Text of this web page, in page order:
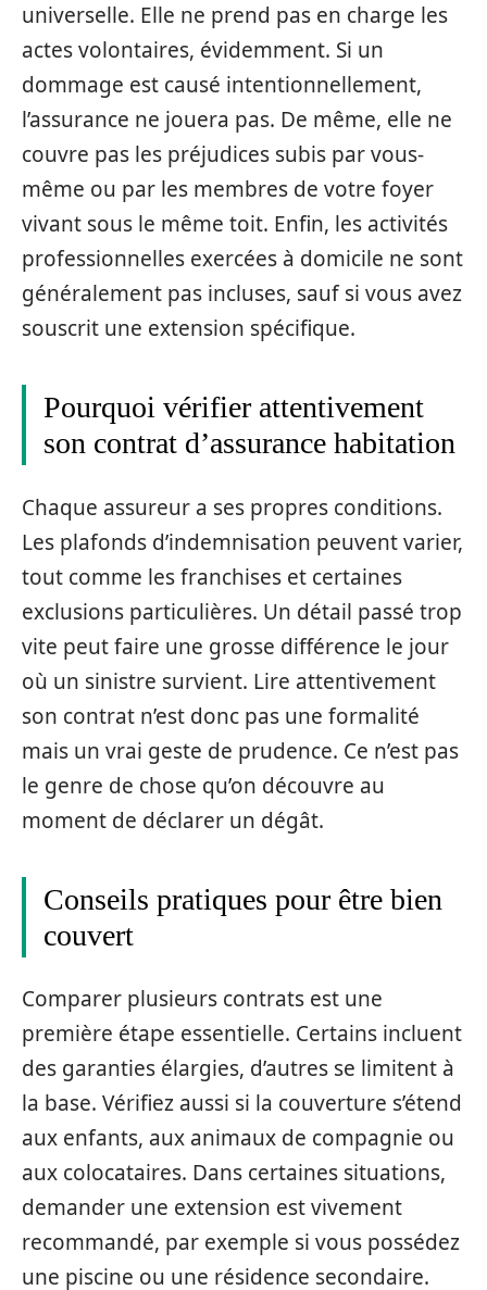
universelle. Elle ne prend pas en charge les
actes volontaires, évidemment. Si un
dommage est causé intentionnellement,
l’assurance ne jouera pas. De même, elle ne
couvre pas les préjudices subis par vous-
même ou par les membres de votre foyer
vivant sous le même toit. Enfin, les activités
professionnelles exercées à domicile ne sont
généralement pas incluses, sauf si vous avez
souscrit une extension spécifique.
Pourquoi vérifier attentivement
son contrat d’assurance habitation
Chaque assureur a ses propres conditions.
Les plafonds d’indemnisation peuvent varier,
tout comme les franchises et certaines
exclusions particulières. Un détail passé trop
vite peut faire une grosse différence le jour
où un sinistre survient. Lire attentivement
son contrat n’est donc pas une formalité
mais un vrai geste de prudence. Ce n’est pas
le genre de chose qu’on découvre au
moment de déclarer un dégât.
Conseils pratiques pour être bien
couvert
Comparer plusieurs contrats est une
première étape essentielle. Certains incluent
des garanties élargies, d’autres se limitent à
la base. Vérifiez aussi si la couverture s’étend
aux enfants, aux animaux de compagnie ou
aux colocataires. Dans certaines situations,
demander une extension est vivement
recommandé, par exemple si vous possédez
une piscine ou une résidence secondaire.